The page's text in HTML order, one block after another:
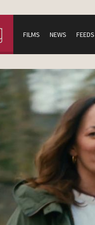
FILMS NEWS FEEDS